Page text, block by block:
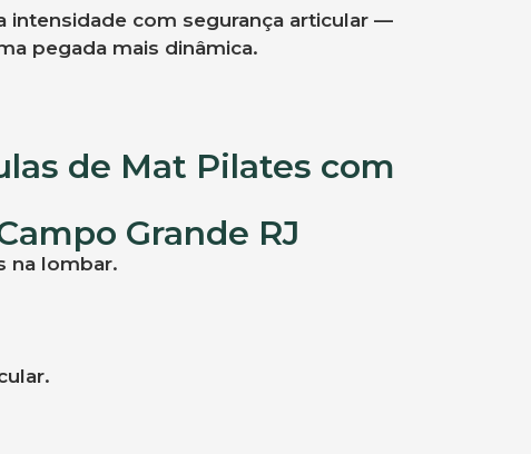
intensidade com segurança articular —
pegada mais dinâmica.
de Mat Pilates com
Grande RJ
na lombar.